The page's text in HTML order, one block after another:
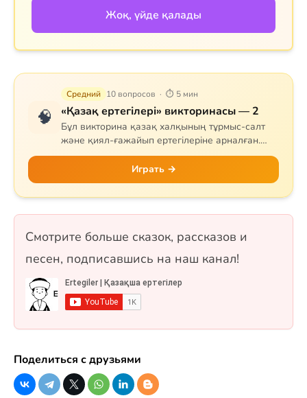
Жоқ, үйде қалады
🧠
Средний 10 вопросов · ⏱ 5 мин
«Қазақ ертегілері» викторинасы — 2
Бұл викторина қазақ халқының тұрмыс-салт
және қиял-ғажайып ертегілеріне арналған.
Сұрақтар тапқыр Тазша Бала, дана Аяз би,
шешен Жиренше, «Алтын сақа», «Күн
астындағы Күнікей қыз» және «Ақ ниет пен
Қара ниет» ертегілерін қамтиды. 10 сұрақ, бір
Играть →
Смотрите больше сказок, рассказов и
песен, подписавшись на наш канал!
Поделиться с друзьями